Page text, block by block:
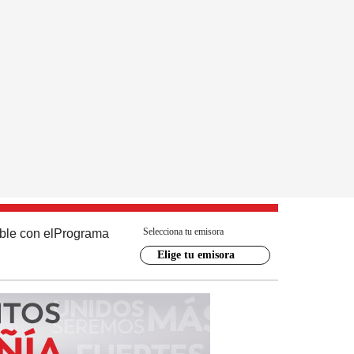
con el Programa Selecciona tu emisora
Elige tu emisora